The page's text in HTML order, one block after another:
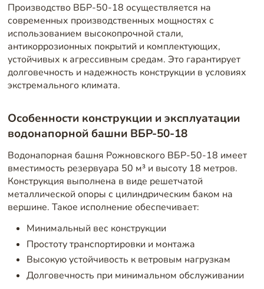
Производство ВБР-50-18 осуществляется на
современных производственных мощностях с
использованием высокопрочной стали,
антикоррозионных покрытий и комплектующих,
устойчивых к агрессивным средам. Это гарантирует
долговечность и надежность конструкции в условиях
экстремального климата.
Особенности конструкции и эксплуатации
водонапорной башни ВБР-50-18
Водонапорная башня Рожновского ВБР-50-18 имеет
вместимость резервуара 50 м³ и высоту 18 метров.
Конструкция выполнена в виде решетчатой
металлической опоры с цилиндрическим баком на
вершине. Такое исполнение обеспечивает:
Минимальный вес конструкции
Простоту транспортировки и монтажа
Высокую устойчивость к ветровым нагрузкам
Долговечность при минимальном обслуживании